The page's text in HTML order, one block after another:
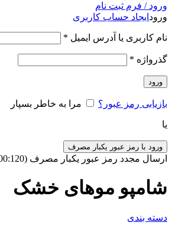
ورود / فرم ثبت نام
ورود ایجاد حساب کاربری
نام کاربری یا آدرس ایمیل *
گذرواژه *
ورود
بازیابی رمز عبور؟ مرا به خاطر بسپار
یا
ورود با رمز عبور یکبار مصرف
ارسال مجدد رمز عبور یکبار مصرف (00:
120
شامپو موهای خشک
دسته بندی